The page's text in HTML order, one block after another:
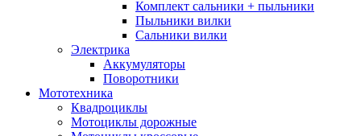
Комплект сальники + пыльники
Пыльники вилки
Сальники вилки
Электрика
Аккумуляторы
Поворотники
Мототехника
Квадроциклы
Мотоциклы дорожные